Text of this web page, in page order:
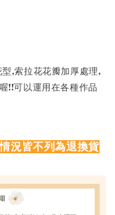
,索拉花花瓣加厚處理,
!!可以運用在各種作品
況皆不列為退換貨